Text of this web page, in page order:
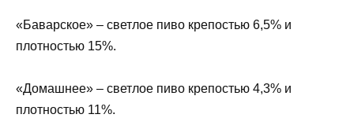
«Баварское» – светлое пиво крепостью 6,5% и
плотностью 15%.
«Домашнее» – светлое пиво крепостью 4,3% и
плотностью 11%.